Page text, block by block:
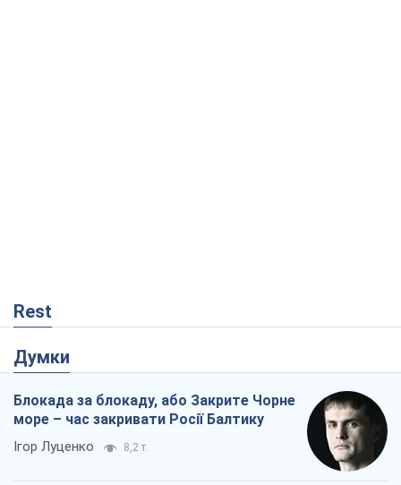
Rest
Думки
Блокада за блокаду, або Закрите Чорне
море – час закривати Росії Балтику
Ігор Луценко 8,2 т.